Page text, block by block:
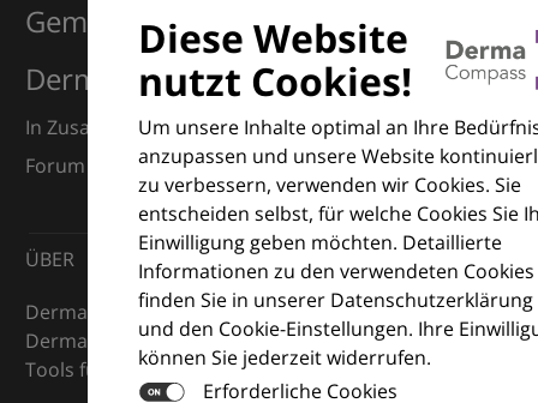
Diese Website
nutzt Cookies!
Um unsere Inhalte optimal an Ihre
anzupassen und unsere Website
zu verbessern, verwenden wir Cookies. Sie
entscheiden selbst, für welche Cookies Sie
Einwilligung geben möchten. Detaillierte
Informationen zu den verwendeten Cookies
finden Sie in unserer Datenschutzerklärung
und den Cookie-Einstellungen. Ihre
können Sie jederzeit widerrufen.
Erforderliche Cookies
Gemeinsam für Exzellenz in der
Dermatologie
In Zusammenarbeit mit dem European Dermatology
Forum (EDF) und Euroderm Excellence
ÜBER
DermaCompass ist Ihr digitaler Kompass für die
Dermatologie – mit Wissen, Bildern und praktischen
Tools für den klinischen Alltag.